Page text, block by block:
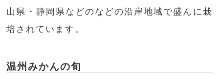
山県・静岡県などのなどの沿岸地域で盛んに栽
培されています。
温州みかんの旬